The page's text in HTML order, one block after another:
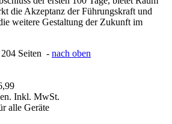
die Akzeptanz der Führungskraft und
weitere Gestaltung der Zukunft im
204 Seiten - nach oben
Inkl. MwSt.
alle Geräte